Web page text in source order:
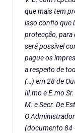
que mais tem
isso confio que
protecção, para
será possível
pague os
a respeito de
(…) em 28 de
Ill.mo e E.mo
M. e Secr. De
O Administrador
(documento 84